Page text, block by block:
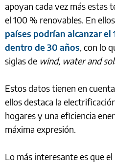
apoyan cada vez más estas
el 100 % renovables. En
países podrían alcanzar
dentro de 30 años, con lo
siglas de wind, water and
Estos datos tienen en
ellos destaca la
hogares y una eficiencia
máxima expresión.
Lo más interesante es que